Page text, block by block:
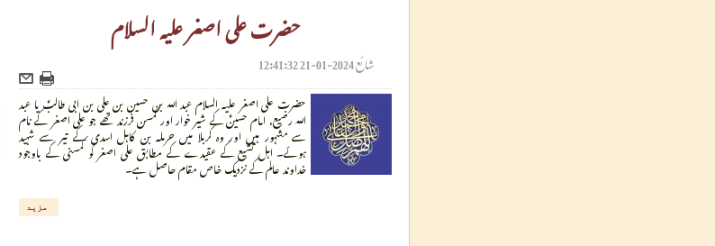
حضرت علی اصغر علیہ السلام
شائع2024-01-21 12:41:32
حضرت علی اصغر علیہ السلام عبد اللہ بن حسین بن علی بن ابی طالبؑ یا عبد
اللہ رضیع، امام حسینؑ کے شیر خوار اور کمسن فرزند تھے جو علی اصغر کے نام
سے مشہور ہیں اور وہ کربلا میں حرملہ بن کاہل اسدی کے تیر سے شہید
ہوئے۔ اہل تشیع کے عقیدے کے مطابق علی اصغر کو کمسنی کے باوجود
خداوند عالم کے نزدیک خاص مقام حاصل ہے۔
مزید